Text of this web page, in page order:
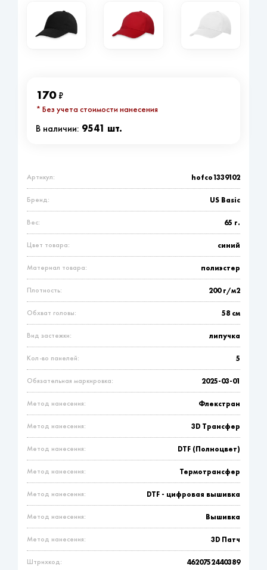
170₽
* Без учета стоимости нанесения
В наличии: 9541 шт.
Артикул: hofco1339102
Бренд: US Basic
Вес: 65 г.
Цвет товара: синий
Материал товара: полиэстер
Плотность: 200 г/м2
Обхват головы: 58 см
Вид застежки: липучка
Кол-во панелей: 5
Обязательная маркировка: 2025-03-01
Метод нанесения: Флекстран
Метод нанесения: 3D Трансфер
Метод нанесения: DTF (Полноцвет)
Метод нанесения: Термотрансфер
Метод нанесения: DTF - цифровая вышивка
Метод нанесения: Вышивка
Метод нанесения: 3D Патч
Штрихкод: 4620752440389